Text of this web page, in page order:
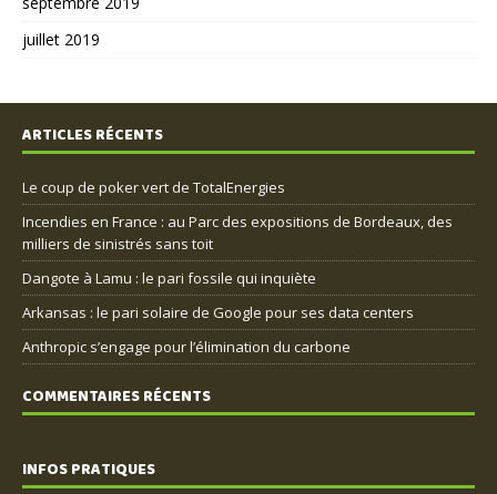
juillet 2019
ARTICLES RÉCENTS
Le coup de poker vert de TotalEnergies
Incendies en France : au Parc des expositions de Bordeaux, des
milliers de sinistrés sans toit
Dangote à Lamu : le pari fossile qui inquiète
Arkansas : le pari solaire de Google pour ses data centers
Anthropic s’engage pour l’élimination du carbone
COMMENTAIRES RÉCENTS
INFOS PRATIQUES